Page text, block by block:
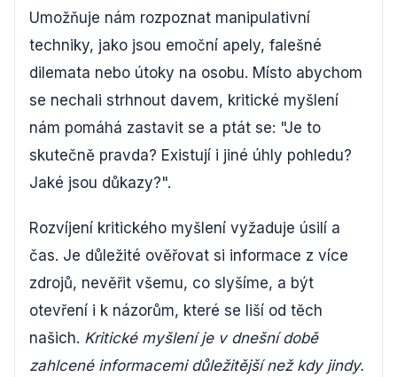
Umožňuje nám rozpoznat manipulativní
techniky, jako jsou emoční apely, falešné
dilemata nebo útoky na osobu. Místo abychom
se nechali strhnout davem, kritické myšlení
nám pomáhá zastavit se a ptát se: "Je to
skutečně pravda? Existují i jiné úhly pohledu?
Jaké jsou důkazy?".
Rozvíjení kritického myšlení vyžaduje úsilí a
čas. Je důležité ověřovat si informace z více
zdrojů, nevěřit všemu, co slyšíme, a být
otevření i k názorům, které se liší od těch
našich. Kritické myšlení je v dnešní době
zahlcené informacemi důležitější než kdy jindy.